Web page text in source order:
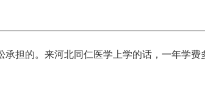
担的。来河北同仁医学上学的话，一年学